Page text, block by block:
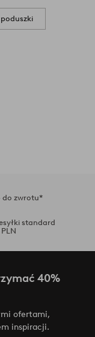
do zwrotu*
standard
40%
ofertami,
inspiracji.